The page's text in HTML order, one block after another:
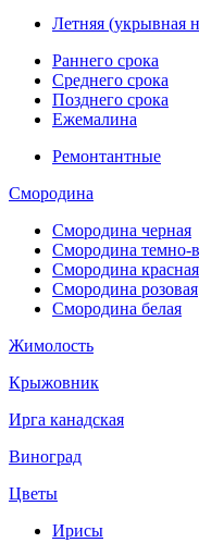
Летняя (укрывная
Раннего срока
Среднего срока
Позднего срока
Ежемалина
Ремонтантные
Смородина
Смородина черная
Смородина темно-
Смородина красная
Смородина розовая
Смородина белая
Жимолость
Крыжовник
Ирга канадская
Виноград
Цветы
Ирисы